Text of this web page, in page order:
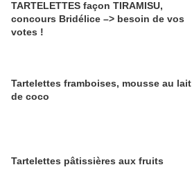
TARTELETTES façon TIRAMISU,
concours Bridélice –> besoin de vos
votes !
Tartelettes framboises, mousse au lait
de coco
Tartelettes pâtissières aux fruits